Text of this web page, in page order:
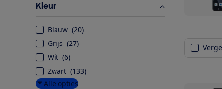
Kleur
Blauw (20)
Grijs (27)
Wit (6)
Zwart (133)
Alle opties